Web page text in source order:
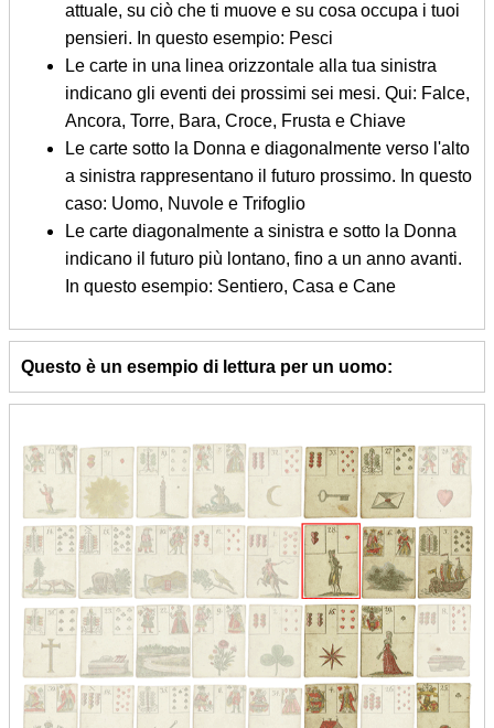
attuale, su ciò che ti muove e su cosa occupa i tuoi
pensieri. In questo esempio: Pesci
Le carte in una linea orizzontale alla tua sinistra
indicano gli eventi dei prossimi sei mesi. Qui: Falce,
Ancora, Torre, Bara, Croce, Frusta e Chiave
Le carte sotto la Donna e diagonalmente verso l'alto
a sinistra rappresentano il futuro prossimo. In questo
caso: Uomo, Nuvole e Trifoglio
Le carte diagonalmente a sinistra e sotto la Donna
indicano il futuro più lontano, fino a un anno avanti.
In questo esempio: Sentiero, Casa e Cane
Questo è un esempio di lettura per un uomo: